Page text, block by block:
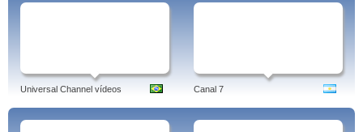
Universal Channel vídeos Canal 7